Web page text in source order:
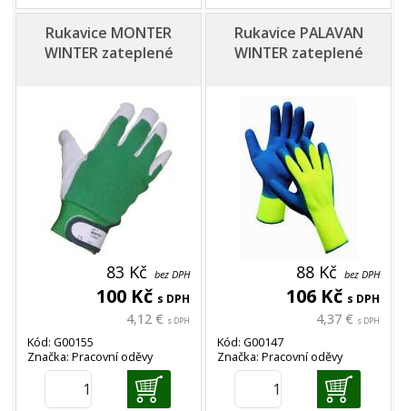
Rukavice MONTER
WINTER zateplené
83 Kč bez DPH
100 Kč s DPH
4,12 € s DPH
Kód: G00155
Značka: Pracovní oděvy
Rukavice PALAVAN
WINTER zateplené
88 Kč bez DPH
106 Kč s DPH
4,37 € s DPH
Kód: G00147
Značka: Pracovní oděvy